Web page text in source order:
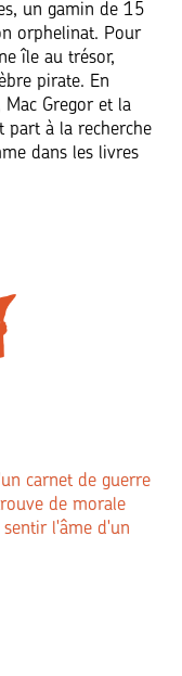
un gamin de 15
orphelinat. Pour
île au trésor,
pirate. En
Gregor et la
part à la recherche
dans les livres
carnet de guerre
de morale
l'âme d'un